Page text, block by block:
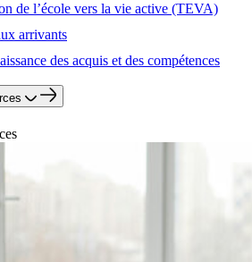
de l’école vers la vie active (TEVA)
arrivants
des acquis et des compétences